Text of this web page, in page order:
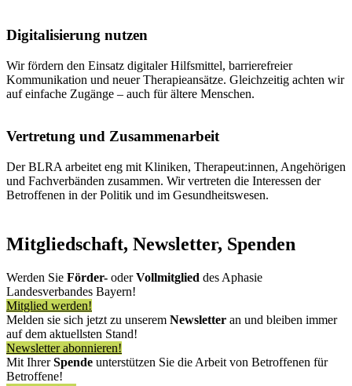
Digitalisierung nutzen
Wir fördern den Einsatz digitaler Hilfsmittel, barrierefreier
Kommunikation und neuer Therapieansätze. Gleichzeitig achten wir
auf einfache Zugänge – auch für ältere Menschen.
Vertretung und Zusammenarbeit
Der BLRA arbeitet eng mit Kliniken, Therapeut:innen, Angehörigen
und Fachverbänden zusammen. Wir vertreten die Interessen der
Betroffenen in der Politik und im Gesundheitswesen.
Mitgliedschaft, Newsletter, Spenden
Werden Sie Förder- oderVollmitglied des Aphasie
Landesverbandes Bayern!
Mitglied werden!
Melden sie sich jetzt zu unserem Newsletter an und bleiben immer
auf dem aktuellsten Stand!
Newsletter abonnieren!
Mit IhrerSpende unterstützen Sie die Arbeit von Betroffenen für
Betroffene!